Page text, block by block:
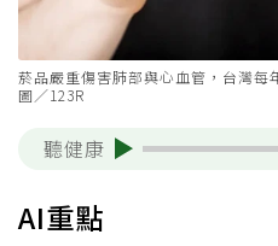
菸品嚴重傷害肺部與心血管，台灣每
圖／123R
聽健康
AI重點